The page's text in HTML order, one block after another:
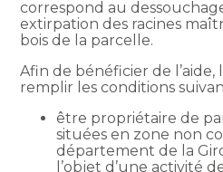
correspond au
extirpation des racines
bois de la parcelle.
Afin de bénéficier de
remplir les conditions
être propriétaire de
situées en zone non
département de la
l’objet d’une activité